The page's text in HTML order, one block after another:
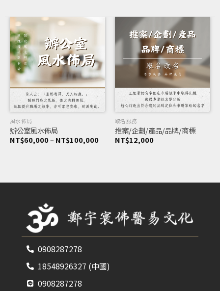
RELATED PRODUCTS
風水佈局
辦公室風水佈局
NT$60,000– NT$100,000
取名服務
推案/企劃/產品/品牌/商標
NT$12,000
0908287278
18548926327 (中國)
0908287278